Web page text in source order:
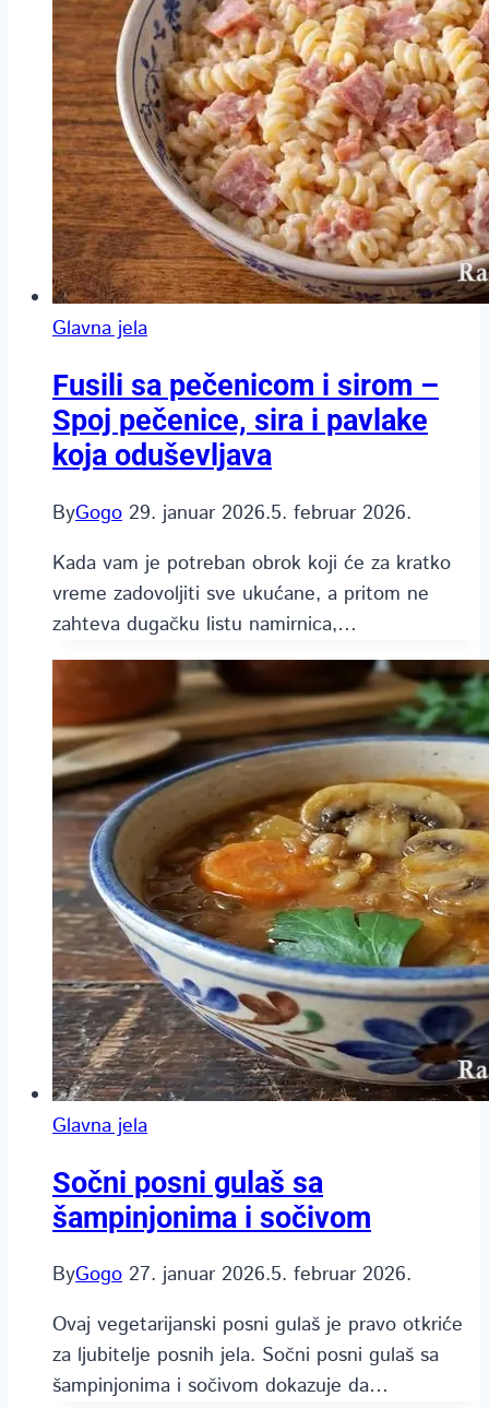
Glavna jela
Fusili sa pečenicom i sirom –
Spoj pečenice, sira i pavlake
koja oduševljava
ByGogo 29. januar 2026.5. februar 2026.
Kada vam je potreban obrok koji će za kratko
vreme zadovoljiti sve ukućane, a pritom ne
zahteva dugačku listu namirnica,…
Glavna jela
Sočni posni gulaš sa
šampinjonima i sočivom
ByGogo 27. januar 2026.5. februar 2026.
Ovaj vegetarijanski posni gulaš je pravo otkriće
za ljubitelje posnih jela. Sočni posni gulaš sa
šampinjonima i sočivom dokazuje da…